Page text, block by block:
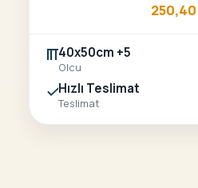
250,40
40x50cm +5
Olcu
Hızlı Teslimat
Teslimat